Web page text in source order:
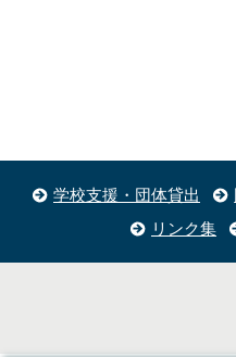
学校支援・団体貸出
リンク集